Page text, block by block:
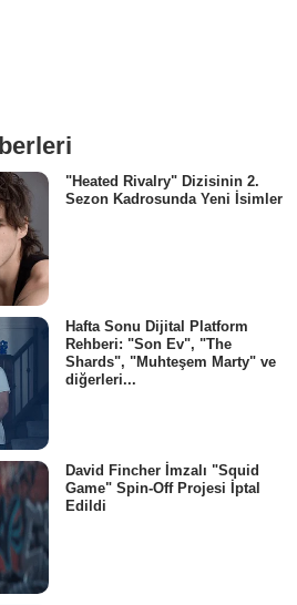
"Heated Rivalry" Dizisinin 2.
Sezon Kadrosunda Yeni İsimler
Hafta Sonu Dijital Platform
Rehberi: "Son Ev", "The
Shards", "Muhteşem Marty" ve
diğerleri...
David Fincher İmzalı "Squid
Game" Spin-Off Projesi İptal
Edildi